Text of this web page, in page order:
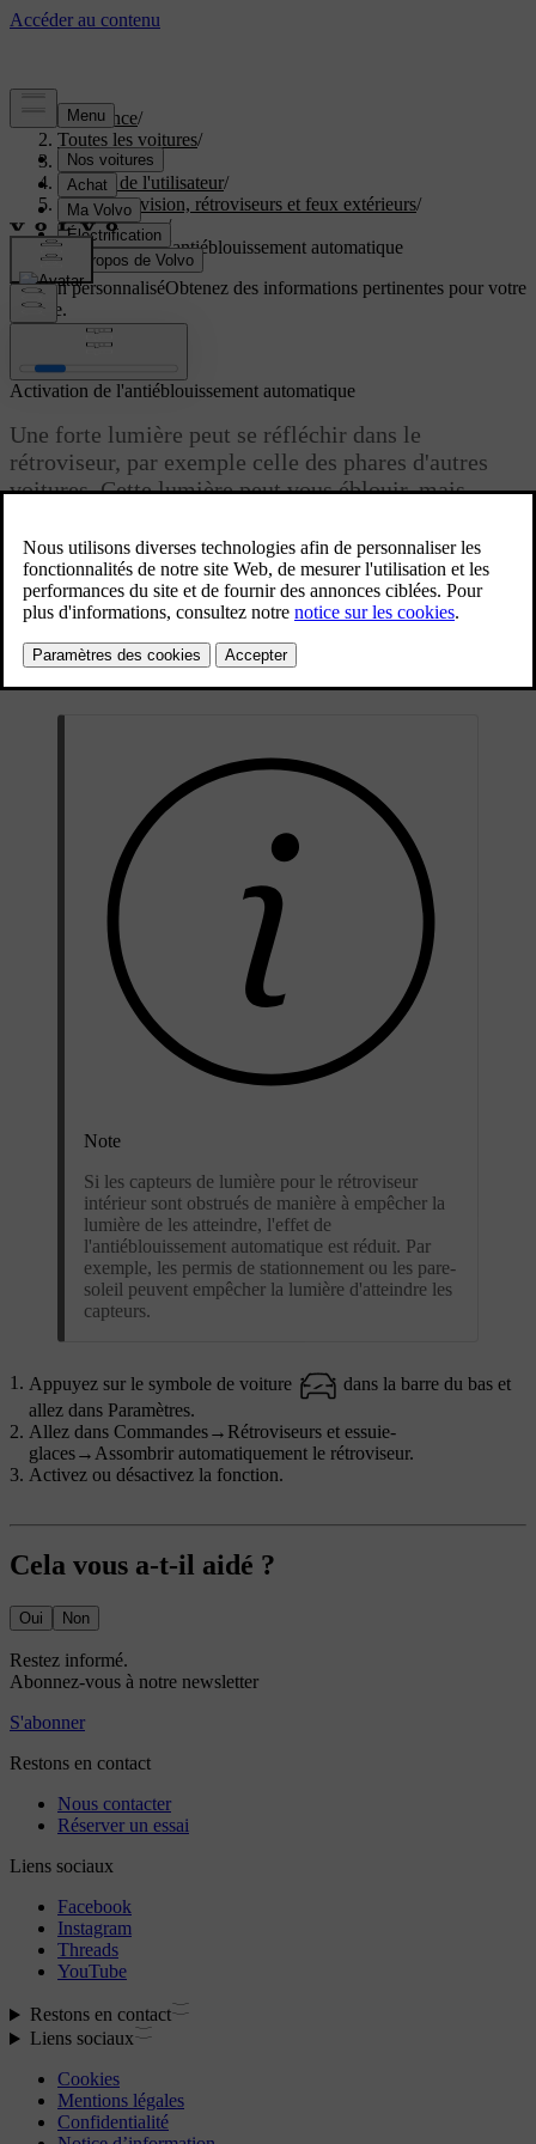
Assistance/
Toutes les voitures/
EC40 2027/
Manuel de l'utilisateur/
Champ de vision, rétroviseurs et feux extérieurs/
Rétroviseurs/
Activation de l'antiéblouissement automatique
Soutien personnaliséObtenez des informations pertinentes pour votre
voiture.
Connexion
Mis à jour 04/04/2025
Activation de l'antiéblouissement automatique
Une forte lumière peut se réfléchir dans le
rétroviseur, par exemple celle des phares d'autres
voitures. Cette lumière peut vous éblouir, mais
peut empêcher cela.
Activez l'antiéblouissement automatique pour éviter d'être distrait
l'activer avant de vous mettre en route. Il est désactivé de la même
façon qu'il est activé.
Note
Si les capteurs de lumière pour le rétroviseur
intérieur sont obstrués de manière à empêcher la
lumière de les atteindre, l'effet de
l'antiéblouissement automatique est réduit. Par
exemple, les permis de stationnement ou les pare-
soleil peuvent empêcher la lumière d'atteindre les
capteurs.
Appuyez sur le symbole de voiture
dans la barre du bas et
allez dans Paramètres.
Allez dans Commandes→ Rétroviseurs et essuie-
glaces→ Assombrir automatiquement le rétroviseur.
Activez ou désactivez la fonction.
Cela vous a-t-il aidé ?
Oui Non